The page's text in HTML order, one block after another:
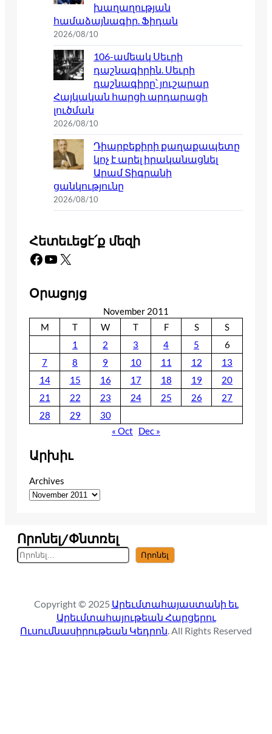
խաղաղության
համաձայնագիր. Ֆիդան
2026/08/10
106-ամեակ Սեւրի
դաշնագիրին. Սեւրի
դաշնագիրը՝ յուշարար
Հայկական հարցի արդարացի
լուծման
2026/08/10
Դիարբեքիրի քաղաքապետը
կոչ է արել իրականացնել
Արամ Տիգրանի
ցանկությունը
2026/08/10
Հետեւեցէ՛ք մեզի
Facebook YouTube X
Օրացոյց
November 2011
M
T W T F S
S
1
2 3 4 5
6
7
8 9 10 11 12
13
14
15 16 17 18 19
20
21
22 23 24 25 26
27
28
29
30
« Oct
Dec »
Արխիւ
Archives
Որոնել/Փնտռել
S
e
c
h
Որոնել
Copyright © 2025 Արեւմտահայաստանի եւ
Արեւմտահայութեան Հարցերու
Ուսումնասիրութեան Կեդրոն. All Rights Reserved